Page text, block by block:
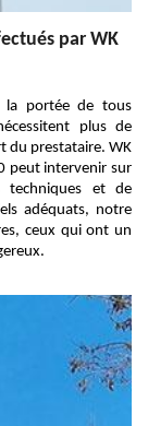
par WK
la portée de tous
plus de
du prestataire. WK
peut intervenir sur
techniques et de
adéquats, notre
ceux qui ont un